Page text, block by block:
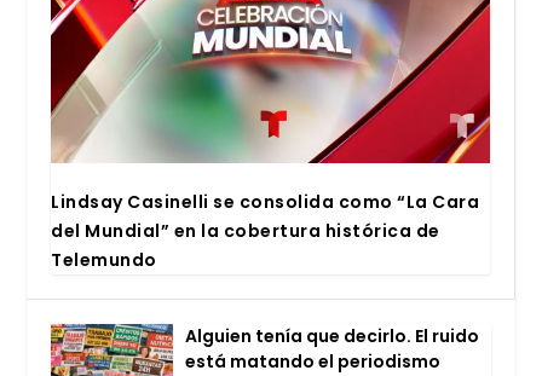
Lind­say Casi­ne­lli se con­so­li­da como “La Cara
del Mun­dial” en la cober­tu­ra his­tó­ri­ca de
Tele­mun­do
Alguien tenía que decir­lo. El rui­do
está matan­do el perio­dis­mo